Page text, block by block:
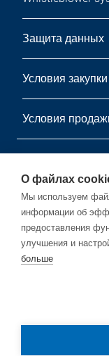
Защита данных
Условия закупки
Условия
Подпишитесь на
© Copyright by
О файлах
Мы используем
информации об
предоставления
улучшения и
больше